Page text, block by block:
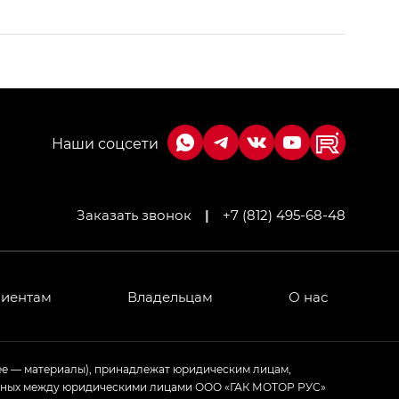
— GB AWD, Джи Эль Полный привод —
Заказать звонок | +7 (812) 495-68-48
Владельцам О нас
— материалы), принадлежат юридическим лицам,
между юридическими лицами ООО «ГАК МОТОР РУС»